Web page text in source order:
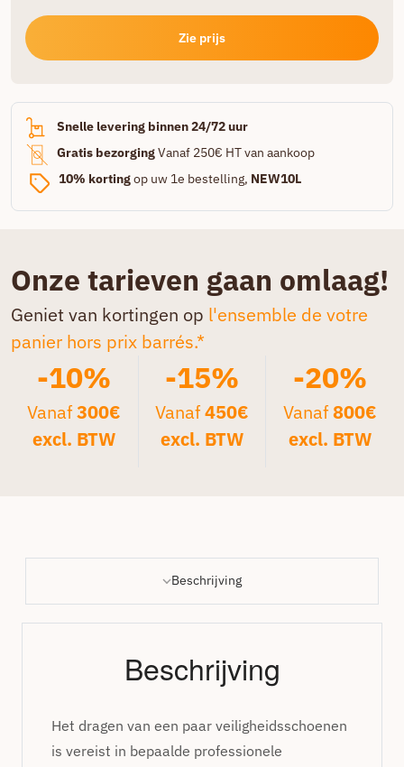
Zie prijs
Snelle levering binnen 24/72 uur
Gratis bezorgingVanaf 250€ HT van aankoop
10% kortingop uw 1e bestelling, NEW10L
Onze tarieven gaan omlaag!
Geniet van kortingen op l'ensemble de votre
panier hors prix barrés.*
-10%
Vanaf300€
excl. BTW
-15%
Vanaf450€
excl. BTW
-20%
Vanaf800€
excl. BTW
Beschrijving
Beschrijving
Het dragen van een paar veiligheidsschoenen
is vereist in bepaalde professionele